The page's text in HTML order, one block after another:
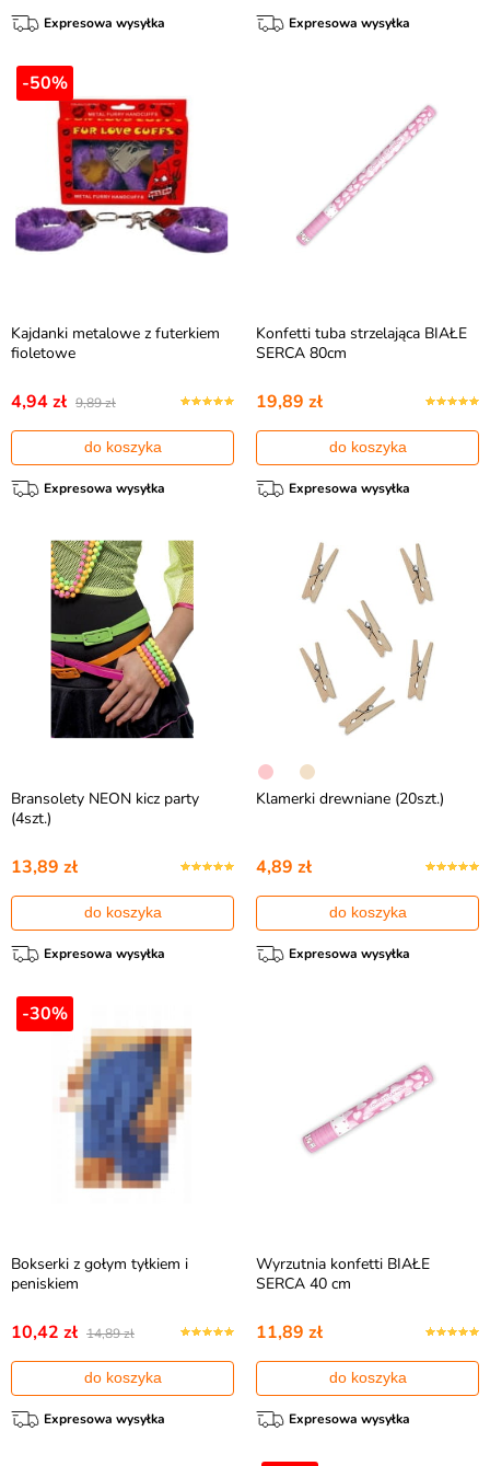
Expresowa wysyłka Expresowa wysyłka
-50%
Kajdanki metalowe z futerkiem
fioletowe
4,94 zł 9,89 zł
do koszyka
Expresowa wysyłka
Konfetti tuba strzelająca BIAŁE
SERCA 80cm
19,89 zł
do koszyka
Expresowa wysyłka
Bransolety NEON kicz party
(4szt.)
13,89 zł
do koszyka
Expresowa wysyłka
Klamerki drewniane (20szt.)
4,89 zł
do koszyka
Expresowa wysyłka
-30%
Bokserki z gołym tyłkiem i
peniskiem
10,42 zł 14,89 zł
do koszyka
Expresowa wysyłka
Wyrzutnia konfetti BIAŁE
SERCA 40 cm
11,89 zł
do koszyka
Expresowa wysyłka